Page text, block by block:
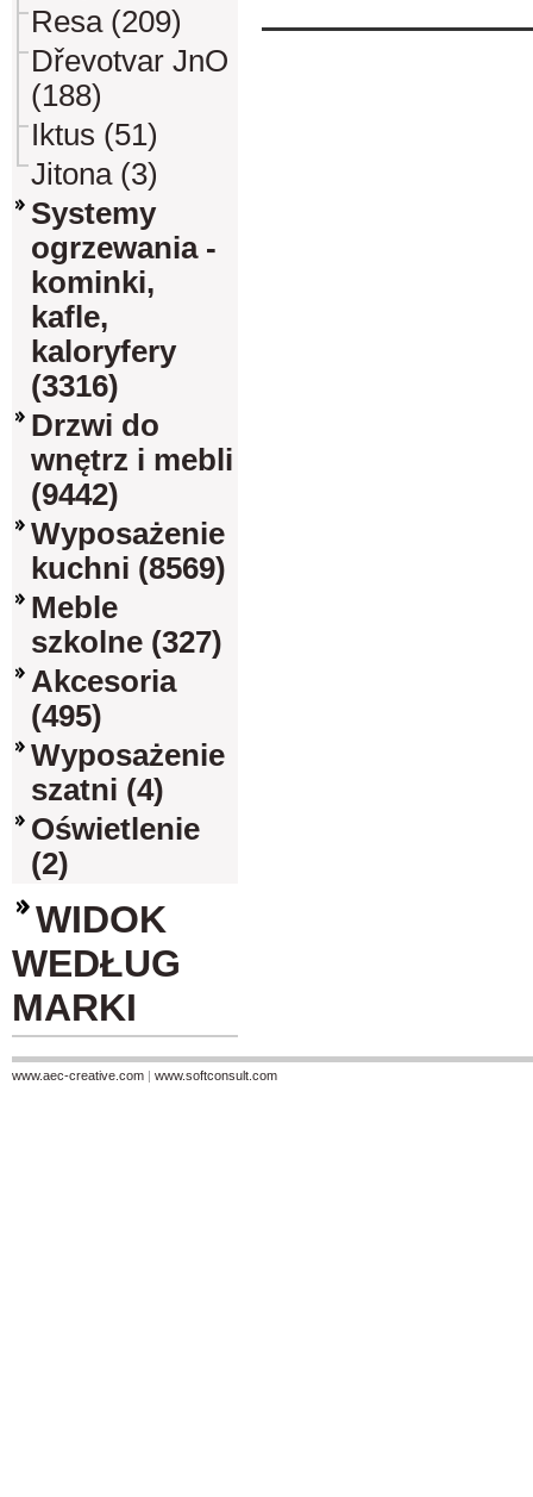
Resa (209)
Dřevotvar JnO
(188)
Iktus (51)
Jitona (3)
Systemy
ogrzewania -
kominki,
kafle,
kaloryfery
(3316)
Drzwi do
wnętrz i mebli
(9442)
Wyposażenie
kuchni (8569)
Meble
szkolne (327)
Akcesoria
(495)
Wyposażenie
szatni (4)
Oświetlenie
(2)
WIDOK
WEDŁUG
MARKI
www.aec-creative.com | www.softconsult.com